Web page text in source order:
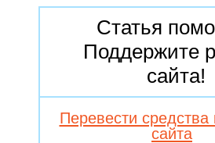
Статья
Поддержите
сайта!
Перевести средства
сайта